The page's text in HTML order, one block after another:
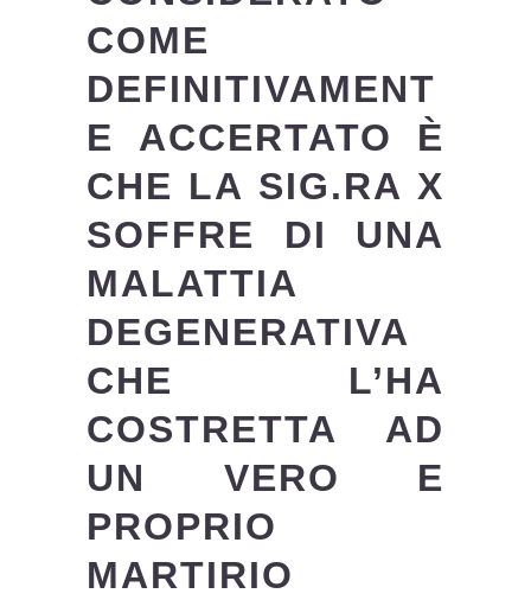
COME
DEFINITIVAMENT
E ACCERTATO È
CHE LA SIG.RA X
SOFFRE DI UNA
MALATTIA
DEGENERATIVA
CHE L’HA
COSTRETTA AD
UN VERO E
PROPRIO
MARTIRIO